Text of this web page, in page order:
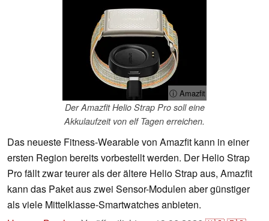
ⓘ Amazfit
Der Amazfit Helio Strap Pro soll eine
Akkulaufzeit von elf Tagen erreichen.
Das neueste Fitness-Wearable von Amazfit kann in einer
ersten Region bereits vorbestellt werden. Der Helio Strap
Pro fällt zwar teurer als der ältere Helio Strap aus, Amazfit
kann das Paket aus zwei Sensor-Modulen aber günstiger
als viele Mittelklasse-Smartwatches anbieten.